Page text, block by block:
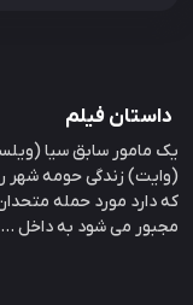
داستان فیلم
یک مامور سابق سیا
(وایت) زندگی حومه شهر
که دارد مورد حمله
مجبور می شود به داخل ...